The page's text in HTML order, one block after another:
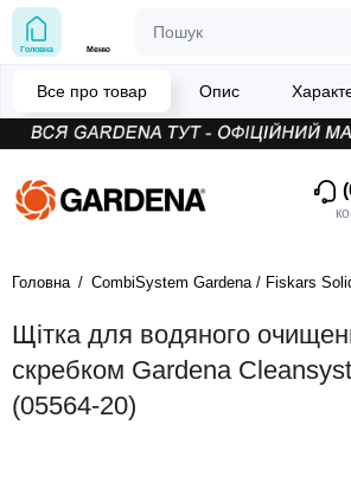
Головна Меню
Головна CombiSystem Gardena / Fiskars
Щітка для водяного
скребком Gardena
(05564-20)
Все про товар Опис